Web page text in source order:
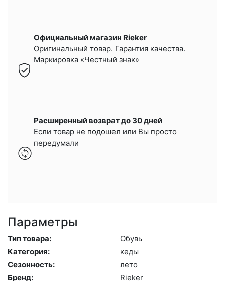
Официальный магазин Rieker
Оригинальный товар. Гарантия качества.
Маркировка «Честный знак»
Расширенный возврат до 30 дней
Если товар не подошел или Вы просто
передумали
Параметры
Тип товара:
Обувь
Категория:
ке­ды
Сезонность:
ле­то
Бренд:
Ri­eker